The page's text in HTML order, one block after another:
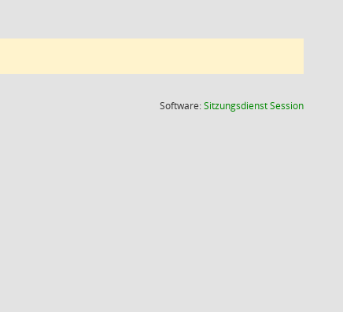
Software:SitzungsdienstSession(Wird in